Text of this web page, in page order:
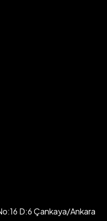
D:6 Çankaya/Ankara